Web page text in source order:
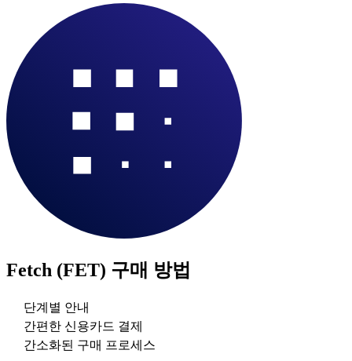
Fetch (FET) 구매 방법
단계별 안내
간편한 신용카드 결제
간소화된 구매 프로세스